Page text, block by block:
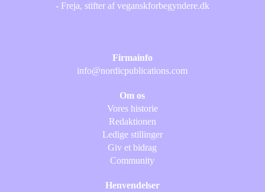
- Freja, stifter af veganskforbegyndere.dk
Firmainfo
info@nordicpublications.com
Om os
Vores historie
Redaktionen
Ledige stillinger
Giv et bidrag
Community
Henvendelser